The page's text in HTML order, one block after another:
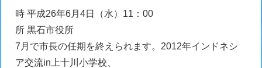
時 平成26年6月4日（水）11：00
所 黒石市役所
7月で市長の任期を終えられます。2012年インドネシ
ア交流in上十川小学校、